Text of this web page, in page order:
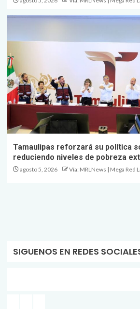
Tamaulipas reforzará su política
reduciendo niveles de pobreza
agosto 5, 2026 Vía: MRLNews | Mega Red
SIGUENOS EN REDES